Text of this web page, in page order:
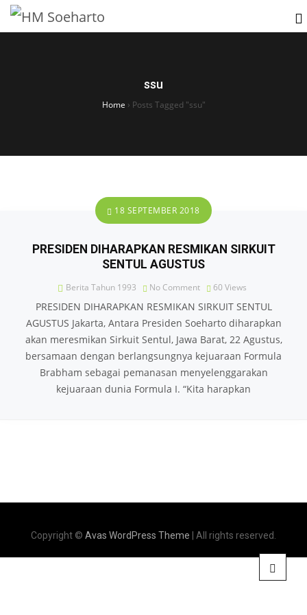
ssu
Home › Posts Tagged "ssu"
18 SEPTEMBER 2018
PRESIDEN DIHARAPKAN RESMIKAN SIRKUIT
SENTUL AGUSTUS
Berita Tahun 1993 No Comment 60 Views
PRESIDEN DIHARAPKAN RESMIKAN SIRKUIT SENTUL
AGUSTUS Jakarta, Antara Presiden Soeharto diharapkan
akan meresmikan Sirkuit Sentul, Jawa Barat, 22 Agustus,
bersamaan dengan berlangsungnya kejuaraan Formula
Brabham sebagai pemanasan menyelenggarakan
kejuaraan dunia Formula I. “Kita harapkan
Copyright © Avas WordPress Theme | All rights reserved.